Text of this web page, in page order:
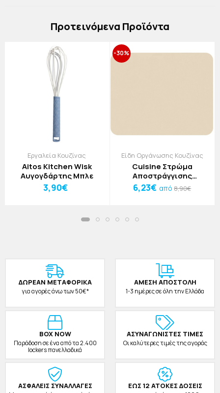
Πρoτεινόμενα Προϊόντα
Εργαλεία Κουζίνας
Aitos Kitchen Wisk
Αυγογδάρτης Μπλε
3,90€
-30%
Είδη Οργάνωσης Κουζίνας
Cuisine Στρώμα
Αποστράγγισης
Κουζίνας 40x60cm
6,23€ από8,90€
ΔΩΡΕAΝ ΜΕΤΑΦΟΡΙΚΑ
για αγορές άνω των 50€*
ΑΜΕΣΗ ΑΠΟΣΤΟΛΗ
1-3 ημέρες σε όλη την Ελλάδα
BOX NOW
Παράδοση σε ένα από τα 2.400
lockers πανελλαδικά
ΑΣΥΝΑΓΩΝΙΣΤΕΣ ΤΙΜΕΣ
Οι καλύτερες τιμές της αγοράς
ΑΣΦΑΛΕΙΣ ΣΥΝΑΛΛΑΓΕΣ ΕΩΣ 12 ΑΤΟΚΕΣ ΔΟΣΕΙΣ